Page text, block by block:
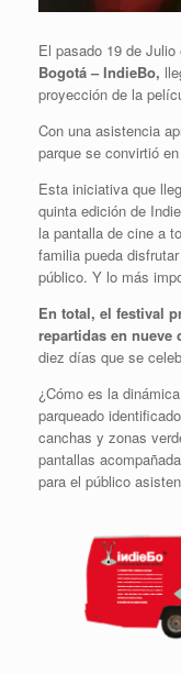
El pasado 19 de Julio
Bogotá – IndieBo,
proyección de la
Con una asistencia
parque se convirtió
Esta iniciativa que
quinta edición de
la pantalla de cine a
familia pueda
público. Y lo más
En total, el festival
repartidas en nueve
diez días que se
¿Cómo es la
parqueado
canchas y zonas
pantallas
para el público